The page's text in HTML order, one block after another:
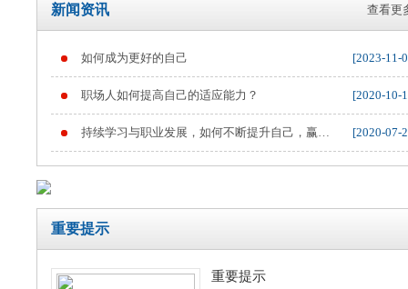
重要提示
新闻资讯 查看更
如何成为更好的自己 [2023-11-
职场人如何提高自己的适应能力？ [2020-10-
持续学习与职业发展，如何不断提升自己，赢得
职业竞争
[2020-07-
重要提示
重要提示